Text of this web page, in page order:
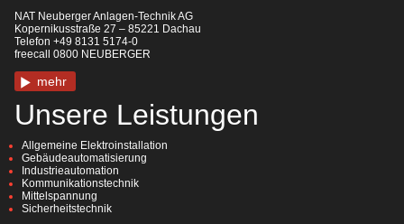
NAT Neuberger Anlagen-Technik AG
Kopernikusstraße 27 – 85221 Dachau
Telefon +49 8131 5174-0
freecall 0800 NEUBERGER
mehr
Unsere Leistungen
Allgemeine Elektroinstallation
Gebäudeautomatisierung
Industrieautomation
Kommunikationstechnik
Mittelspannung
Sicherheitstechnik